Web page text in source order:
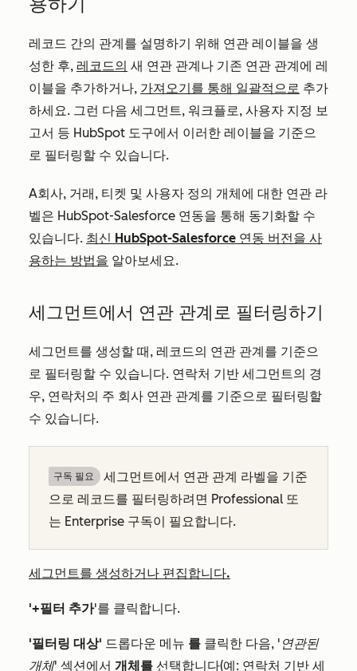
레코드 간의 관계를 설명하기 위해 연관 레이블을 생
성한 후, 레코드의 새 연관 관계나 기존 연관 관계에 레
이블을 추가하거나, 가져오기를 통해 일괄적으로 추가
하세요. 그런 다음 세그먼트, 워크플로, 사용자 지정 보
고서 등 HubSpot 도구에서 이러한 레이블을 기준으
로 필터링할 수 있습니다.
A회사, 거래, 티켓 및 사용자 정의 개체에 대한 연관 라
벨은 HubSpot-Salesforce 연동을 통해 동기화할 수
있습니다. 최신 HubSpot-Salesforce 연동 버전을 사
용하는 방법을 알아보세요.
세그먼트에서 연관 관계로 필터링하기
세그먼트를 생성할 때, 레코드의 연관 관계를 기준으
로 필터링할 수 있습니다. 연락처 기반 세그먼트의 경
우, 연락처의 주 회사 연관 관계를 기준으로 필터링할
수 있습니다.
구독 필요
세그먼트에서 연관 관계 라벨을 기준
으로 레코드를 필터링하려면 Professional 또
는 Enterprise 구독이 필요합니다.
세그먼트를 생성하거나 편집합니다.
'+필터 추가'를 클릭합니다.
'필터링 대상' 드롭다운 메뉴 를 클릭한 다음, '연관된
개체' 섹션에서 개체를 선택합니다(예: 연락처 기반 세